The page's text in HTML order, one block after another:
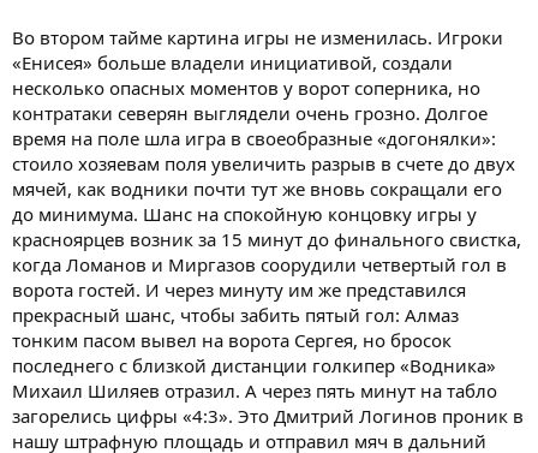
Во втором тайме картина игры не изменилась. Игроки
«Енисея» больше владели инициативой, создали
несколько опасных моментов у ворот соперника, но
контратаки северян выглядели очень грозно. Долгое
время на поле шла игра в своеобразные «догонялки»:
стоило хозяевам поля увеличить разрыв в счете до двух
мячей, как водники почти тут же вновь сокращали его
до минимума. Шанс на спокойную концовку игры у
красноярцев возник за 15 минут до финального свистка,
когда Ломанов и Миргазов соорудили четвертый гол в
ворота гостей. И через минуту им же представился
прекрасный шанс, чтобы забить пятый гол: Алмаз
тонким пасом вывел на ворота Сергея, но бросок
последнего с близкой дистанции голкипер «Водника»
Михаил Шиляев отразил. А через пять минут на табло
загорелись цифры «4:3». Это Дмитрий Логинов проник в
нашу штрафную площадь и отправил мяч в дальний